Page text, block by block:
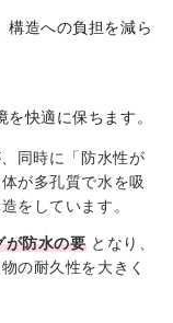
構造への負担を減ら
快適に保ちます。
同時に「防水性が
が多孔質で水を吸
をしています。
が防水の要となり、
の耐久性を大きく